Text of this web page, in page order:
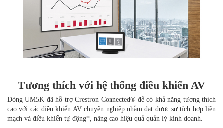
Tương thích với hệ thống điều khiển AV
Dòng UM5K đã hỗ trợ Crestron Connected® để có khả năng tương thích
cao với các điều khiển AV chuyên nghiệp nhằm đạt được sự tích hợp liền
mạch và điều khiển tự động*, nâng cao hiệu quả quản lý kinh doanh.